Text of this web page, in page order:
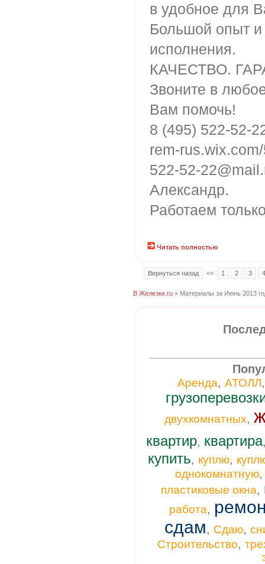
в удобное для
Большой опыт
исполнения.
КАЧЕСТВО.
Звоните в
Вам помочь!
8 (495) 522-52-
rem-
522-52-
Александр.
Работаем
Читать полностью
Вернуться назад << 1 2 3 4
В Железке.ru » Материалы за Июнь 2013
Аренда, АТОЛЛ
двухкомнатных,
квартир, квартира
купить, куплю,
однокомнатную
пластиковые окна,
работа,
сдам, Сдаю,
Строительство,